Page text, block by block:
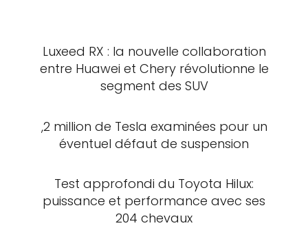
Luxeed RX : la nouvelle collaboration
entre Huawei et Chery révolutionne le
segment des SUV
,2 million de Tesla examinées pour un
éventuel défaut de suspension
Test approfondi du Toyota Hilux:
puissance et performance avec ses
204 chevaux